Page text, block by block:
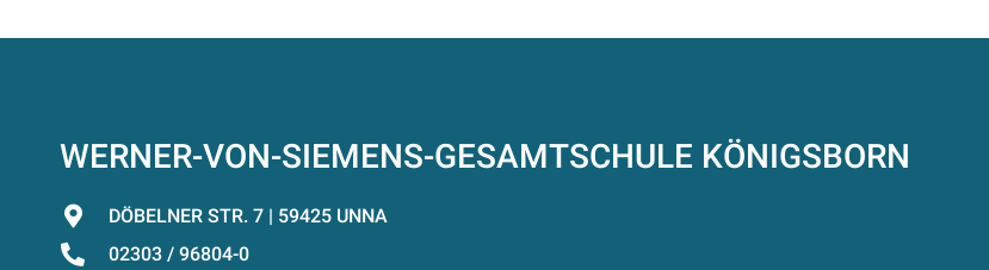
WERNER-VON-SIEMENS-GESAMTSCHULE KÖNIGSBORN
DÖBELNER STR. 7 | 59425 UNNA
02303 / 96804-0